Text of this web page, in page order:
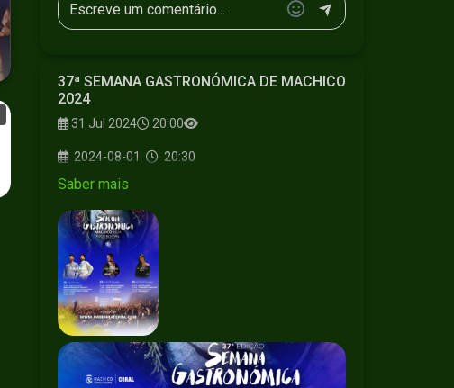
37ª SEMANA GASTRONÓMICA DE MACHICO
2024
31 Jul 2024 20:00
2024-08-01 20:30
Saber mais